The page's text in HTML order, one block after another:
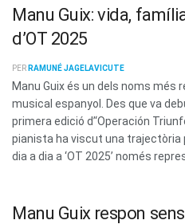
Manu Guix: vida,
d’OT 2025
PER RAMUNÉ JAGELAVICUTE
Manu Guix és un dels noms més
musical espanyol. Des que va
primera edició d’‘Operación
pianista ha viscut una trajectòria
dia a dia a ‘OT 2025’ només
Manu Guix respon